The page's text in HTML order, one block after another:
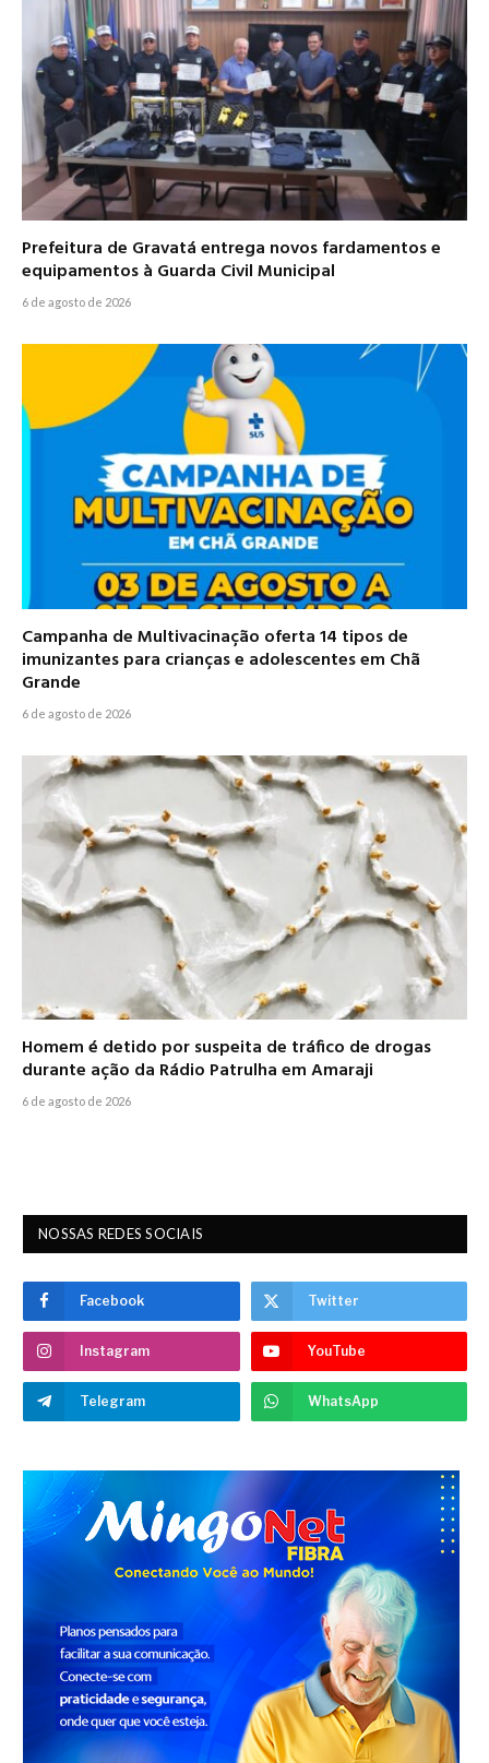
Prefeitura de Gravatá entrega novos fardamentos e
equipamentos à Guarda Civil Municipal
6 de agosto de 2026
Campanha de Multivacinação oferta 14 tipos de
imunizantes para crianças e adolescentes em Chã
Grande
6 de agosto de 2026
Homem é detido por suspeita de tráfico de drogas
durante ação da Rádio Patrulha em Amaraji
6 de agosto de 2026
NOSSAS REDES SOCIAIS
Facebook Twitter
Instagram YouTube
Telegram WhatsApp